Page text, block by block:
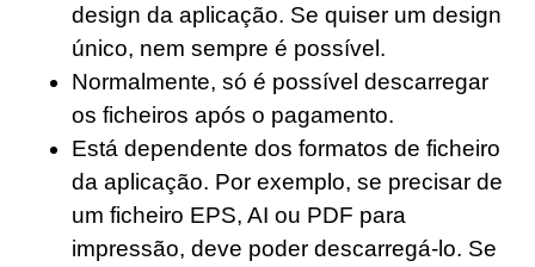
design da aplicação. Se quiser um design
único, nem sempre é possível.
Normalmente, só é possível descarregar
os ficheiros após o pagamento.
Está dependente dos formatos de ficheiro
da aplicação. Por exemplo, se precisar de
um ficheiro EPS, AI ou PDF para
impressão, deve poder descarregá-lo. Se